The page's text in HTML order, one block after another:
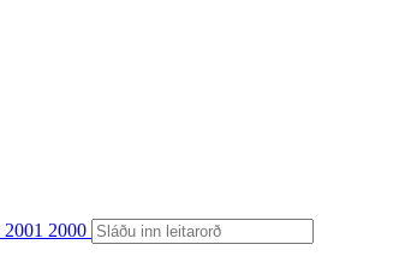
2001 2000